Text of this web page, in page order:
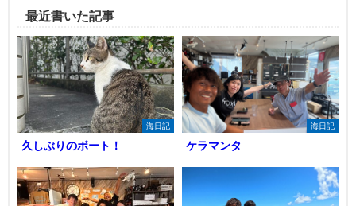
最近書いた記事
海日記
久しぶりのボート！
海日記
ケラマンタ